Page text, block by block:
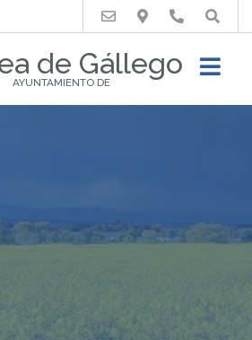
de Gállego
AYUNTAMIENTO DE
Buscar